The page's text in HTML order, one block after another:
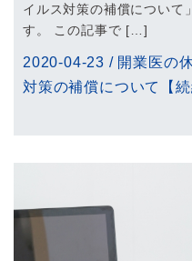
イルス対策の補償について
す。 この記事で […]
2020-04-23 / 開業医の
対策の補償について【続